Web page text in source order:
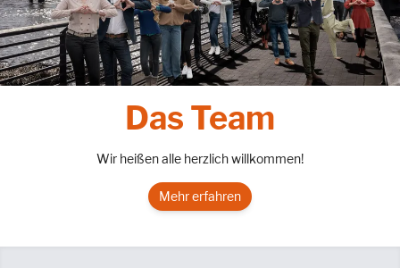
Das Team
Wir heißen alle herzlich willkommen!
Mehr erfahren